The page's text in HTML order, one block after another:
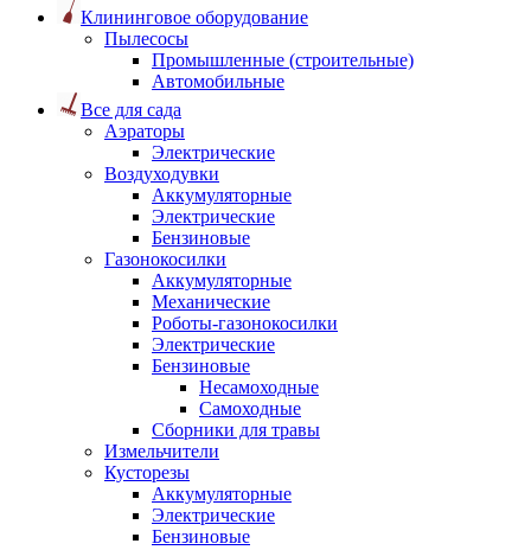
Клининговое оборудование
Пылесосы
Промышленные (строительные)
Автомобильные
Все для сада
Аэраторы
Электрические
Воздуходувки
Аккумуляторные
Электрические
Бензиновые
Газонокосилки
Аккумуляторные
Механические
Роботы-газонокосилки
Электрические
Бензиновые
Несамоходные
Самоходные
Сборники для травы
Измельчители
Кусторезы
Аккумуляторные
Электрические
Бензиновые